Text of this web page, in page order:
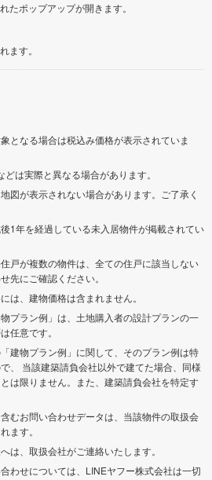
たポップアップが開きます。
ます。
となる場合は税込み価格が表示されていま
は実際と異なる場合があります。
図が表示されない場合があります。ご了承く
1年を経過している未入居物件が掲載されてい
戸が複数の物件は、全ての住戸に該当しない
先にご確認ください。
は、建物価格は含まれません。
プラン例」は、土地購入者の設計プランの一
任意です。
建物プラン例」に関して、そのプラン例は特
、 当該建築請負会社以外で建てた場合、同様
は限りません。また、建築請負会社を特定す
むお問い合わせデータは、当該物件の取扱会
ます。
は、取扱会社がご連絡いたします。
わせについては、LINEヤフー株式会社は一切